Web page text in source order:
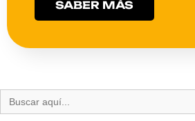
SABER MÁS
Buscar: